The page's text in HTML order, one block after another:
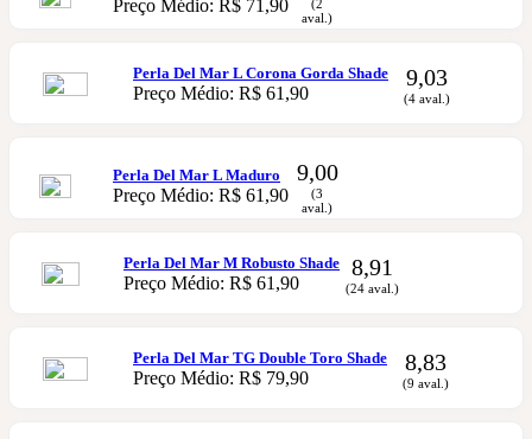
Preço Médio: R$ 71,90
(2
aval.)
Perla Del Mar L Corona Gorda Shade
Preço Médio: R$ 61,90
9,03
(4 aval.)
Perla Del Mar L Maduro
Preço Médio: R$ 61,90
9,00
(3
aval.)
Perla Del Mar M Robusto Shade
Preço Médio: R$ 61,90
8,91
(24 aval.)
Perla Del Mar TG Double Toro Shade
Preço Médio: R$ 79,90
8,83
(9 aval.)